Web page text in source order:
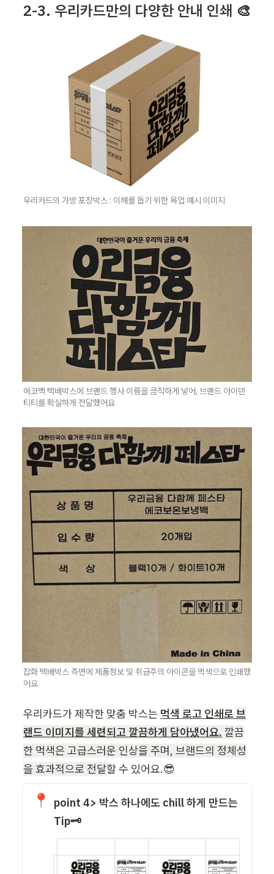
2-3. 우리카드만의 다양한 안내 인쇄 🎨
우리카드의 가방 포장박스 : 이해를 돕기 위한 목업 예시 이미지
에코백 택배박스에 브랜드 행사 이름을 큼직하게 넣어, 브랜드 아이덴
티티를 확실하게 전달했어요
잡화 택배박스 측면에 제품정보 및 취급주의 아이콘을 먹색으로 인쇄했
어요
우리카드가 제작한 맞춤 박스는 먹색 로고 인쇄로 브
랜드 이미지를 세련되고 깔끔하게 담아냈어요. 깔끔
한 먹색은 고급스러운 인상을 주며, 브랜드의 정체성
을 효과적으로 전달할 수 있어요.😎
📍
point 4> 박스 하나에도 chill 하게 만드는
Tip🗝️